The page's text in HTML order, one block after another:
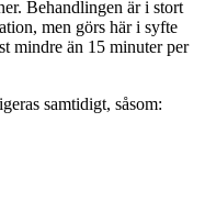
Behandlingen är i stort
men görs här i syfte
mindre än 15 minuter per
samtidigt, såsom: